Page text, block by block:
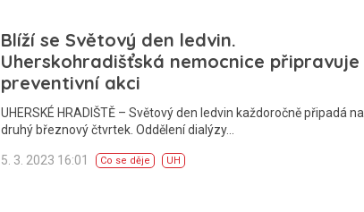
Blíží se Světový den ledvin.
Uherskohradišťská nemocnice připravuje
preventivní akci
UHERSKÉ HRADIŠTĚ – Světový den ledvin každoročně připadá na
druhý březnový čtvrtek. Oddělení dialýzy…
5. 3. 2023 16:01 Co se děje UH